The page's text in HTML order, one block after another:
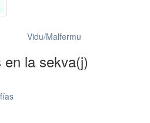
Vidu/Malfermu
la sekva(j)